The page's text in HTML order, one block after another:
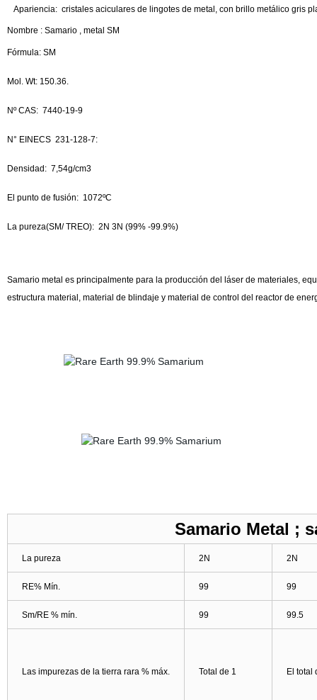
Apariencia: cristales aciculares de lingotes de metal, con brillo metálico gris
Nombre : Samario , metal SM
Fórmula:SM
Mol. Wt: 150.36.
Nº CAS: 7440-19-9
N° EINECS 231-128-7:
Densidad: 7,54g/cm3
El punto de fusión: 1072ºC
La pureza(SM/ TREO): 2N 3N (99% -99.9%)
Samario metal es principalmente para la producción del láser de materiales,
estructura material, material de blindaje y material de control del reactor de
Samario Metal ;
La pureza 2N 2N
RE% Mín. 99 99
Sm/RE % mín. 99 99.5
Las impurezas de la tierra rara % máx. Total de 1 El total